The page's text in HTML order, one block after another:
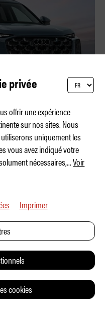
?
privée
offrir une expérience
sur nos sites. Nous
uniquement les
vous avez indiqué votre
nécessaires,...Voir
Imprimer
cookies